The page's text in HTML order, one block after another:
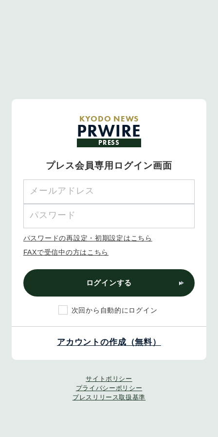
KYODO NEWS
PRWIRE
PRESS
プレス会員専用ログイン画面
パスワードの再設定・初期設定はこちら
FAXで受信中の方はこちら
ログインする
次回から自動的にログイン
アカウントの作成（無料）
サイトポリシー
プライバシーポリシー
プレスリリース取扱基準